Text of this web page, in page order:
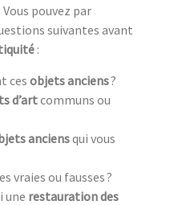
Vous pouvez par
suivantes avant
:
ces objets anciens?
d’artcommuns ou
anciensqui vous
vraies ou fausses ?
une restauration des